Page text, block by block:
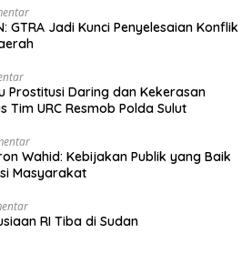
GTRA Jadi Kunci Penyelesaian Konflik
Prostitusi Daring dan Kekerasan
Tim URC Resmob Polda Sulut
Wahid: Kebijakan Publik yang Baik
Masyarakat
RI Tiba di Sudan